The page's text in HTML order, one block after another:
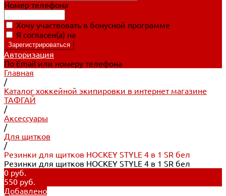
Номер телефона
Хочу участвовать в бонусной программе
Я согласен(а) на
Авторизация
По Email или номеру телефона
Главная
/
Каталог хоккейной экипировки в интернет магазине
ТАФГАЙ
/
Аксессуары
/
Для щитков
/
Резинки для щитков HOCKEY STYLE 4 в 1 SR бел
Резинки для щитков HOCKEY STYLE 4 в 1 SR бел
0 руб.
550 руб.
Добавлено